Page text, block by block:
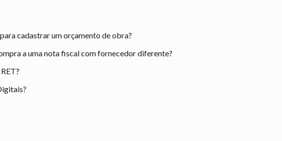
cadastrar um orçamento de obra?
a uma nota fiscal com fornecedor diferente?